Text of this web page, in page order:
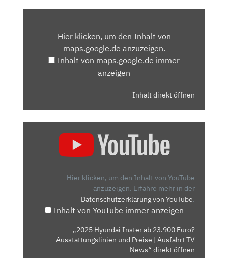
MAPS.GOOGLE.DEHier klicken, um den Inhalt von
maps.google.de anzuzeigen.
Inhalt von maps.google.de immer
anzeigen
Inhalt direkt öffnen
HYUNDAI
AUSSTATTUNGSLINIEN
Hier klicken, um den Inhalt von YouTube
anzuzeigen. Erfahre mehr in der
Datenschutzerklärung von YouTube.
Inhalt von YouTube immer anzeigen
„2025 Hyundai Inster ab 23.900 Euro?
Ausstattungslinien und Preise | Ausfahrt TV
News“ direkt öffnen